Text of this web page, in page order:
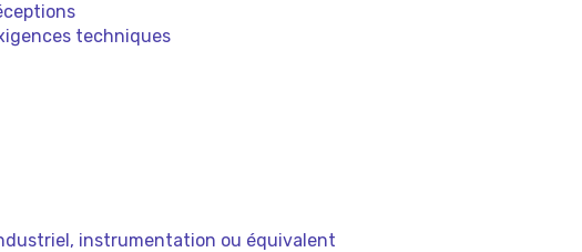
techniques
instrumentation ou équivalent